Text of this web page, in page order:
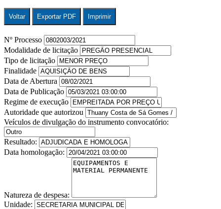
Voltar Exportar PDF Imprimir
Nº Processo
Modalidade de licitação
Tipo de licitação
Finalidade
Data de Abertura
Data de Publicação
Regime de execução
Autoridade que autorizou
Veículos de divulgação do instrumento convocatório:
Resultado:
Data homologação:
Natureza de despesa:
Unidade: